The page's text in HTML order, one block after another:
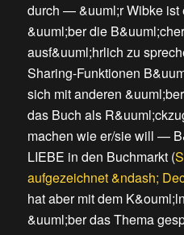
durch —&uuml;r Wibke
&uuml;ber die
ausf&uuml;hrlich zu
Sharing-Funktionen
sich mit anderen
das Buch als
machen wie er/sie will —
LIEBE in den Buchmarkt(
aufgezeichnet &ndash;
hat aber mit dem
&uuml;ber das Thema